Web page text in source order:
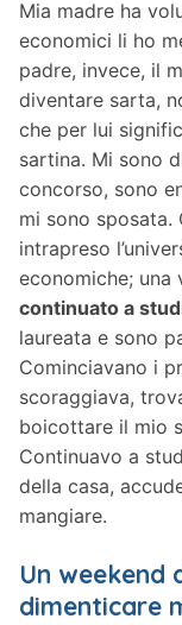
Mia madre ha
economici li ho
padre, invece, il
diventare sarta,
che per lui
sartina. Mi sono
concorso, sono
mi sono
intrapreso
economiche;
continuato a
laureata e sono
Cominciavano i
scoraggiava,
boicottare il mio
Continuavo a
della casa,
mangiare.
Un weekend
dimenticare